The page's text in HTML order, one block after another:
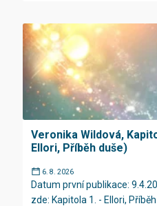
Veronika Wildová,
Ellori, Příběh duše)
6. 8. 2026
Datum první publikace:
zde: Kapitola 1. - Ellori,